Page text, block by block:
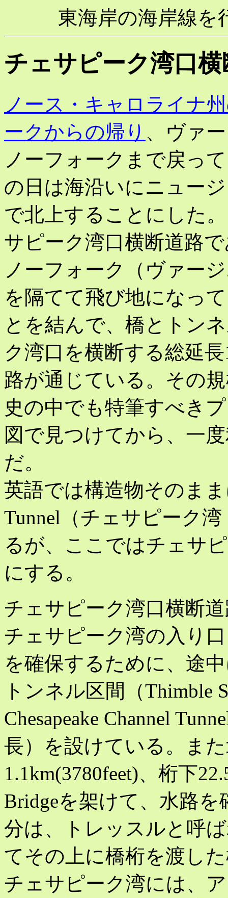
東海岸の海岸線を
チェサピーク湾口
ノース・キャロライナ
ークからの帰り 、ヴァ
ノーフォークまで戻っ
の日は海沿いにニュー
で北上することにした
サピーク湾口横断道路
ノーフォーク（ヴァー
を隔てて飛び地になっ
とを結んで、橋とトン
ク湾口を横断する総延
路が通じている。その
史の中でも特筆すべき
図で見つけてから、一
だ。
英語では構造物そのまま
Tunnel（チェサピーク
るが、ここではチェサ
にする。
チェサピーク湾口横断
チェサピーク湾の入り
を確保するために、途
トンネル区間（Thimble
Chesapeake Channel
長）を設けている。ま
1.1km(3780feet)、桁下
Bridgeを架けて、水路
分は、トレッスルと呼
てその上に橋桁を渡し
チェサピーク湾には、